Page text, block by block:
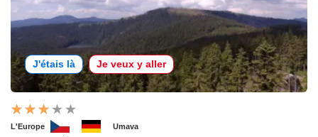
J'étais là Je veux y aller
L'Europe Umava